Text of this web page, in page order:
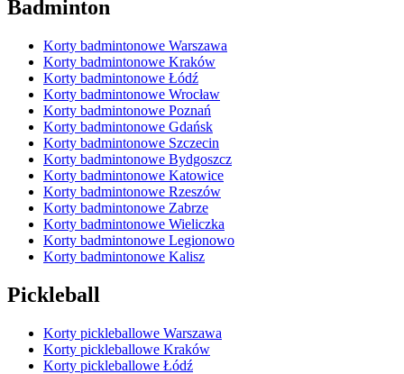
Badminton
Korty badmintonowe Warszawa
Korty badmintonowe Kraków
Korty badmintonowe Łódź
Korty badmintonowe Wrocław
Korty badmintonowe Poznań
Korty badmintonowe Gdańsk
Korty badmintonowe Szczecin
Korty badmintonowe Bydgoszcz
Korty badmintonowe Katowice
Korty badmintonowe Rzeszów
Korty badmintonowe Zabrze
Korty badmintonowe Wieliczka
Korty badmintonowe Legionowo
Korty badmintonowe Kalisz
Pickleball
Korty pickleballowe Warszawa
Korty pickleballowe Kraków
Korty pickleballowe Łódź